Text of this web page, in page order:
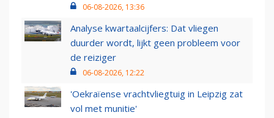
06-08-2026, 13:36
Analyse kwartaalcijfers: Dat vliegen
duurder wordt, lijkt geen probleem voor
de reiziger
06-08-2026, 12:22
'Oekraïense vrachtvliegtuig in Leipzig zat
vol met munitie'